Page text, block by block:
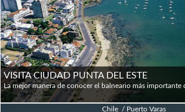
VISITA CIUDAD PUNTA DEL ESTE
Chile / Puerto Varas